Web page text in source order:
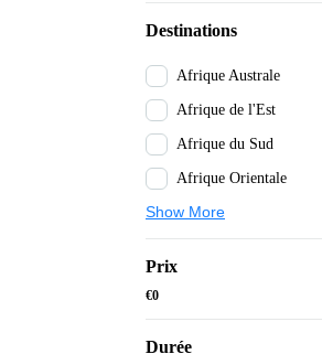
Destinations
Afrique Australe
Afrique de l'Est
Afrique du Sud
Afrique Orientale
Show More
Prix
€0
Durée